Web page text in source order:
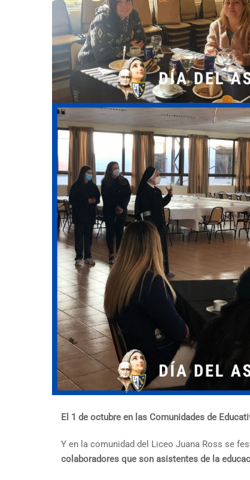
El 1 de octubre en las Comunidades de
Y en la comunidad del Liceo Juana Ross se
colaboradores que son asistentes de la